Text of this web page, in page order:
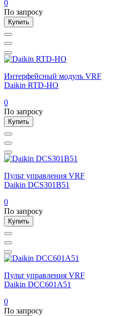
0
По запросу
Купить
Интерфейсный модуль VRF
Daikin RTD-HO
0
По запросу
Купить
Пульт управления VRF
Daikin DCS301B51
0
По запросу
Купить
Пульт управления VRF
Daikin DCC601A51
0
По запросу